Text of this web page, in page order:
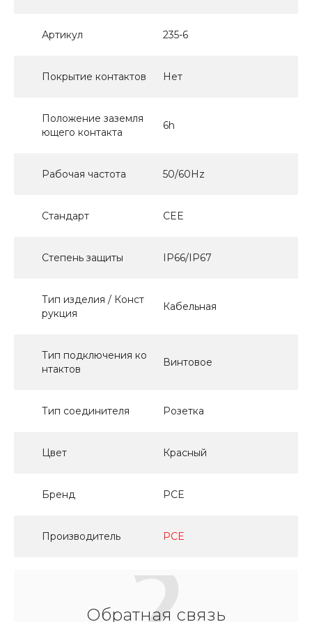
Артикул 235-6
Покрытие контактов Нет
Положение заземля
ющего контакта
6h
Рабочая частота 50/60Hz
Стандарт CEE
Степень защиты IP66/IP67
Тип изделия / Конст
рукция
Кабельная
Тип подключения ко
нтактов
Винтовое
Тип соединителя Розетка
Цвет Красный
Бренд PCE
Производитель PCE
Обратная связь